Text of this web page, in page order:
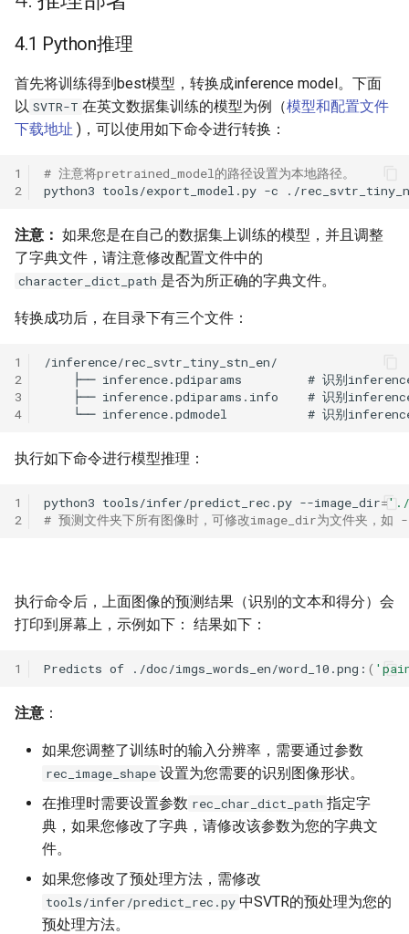
4.1 Python推理
首先将训练得到best模型，转换成inference model。下面
以 SVTR-T 在英文数据集训练的模型为例（模型和配置文件
下载地址 )，可以使用如下命令进行转换：
1
2
# 注意将pretrained_model的路径设置为本地路径。
python3 tools/export_model.py -c ./
注意： 如果您是在自己的数据集上训练的模型，并且调整
了字典文件，请注意修改配置文件中的
character_dict_path 是否为所正确的字典文件。
转换成功后，在目录下有三个文件：
1
2
3
4
执行如下命令进行模型推理：
1
2
python3 tools/infer/predict_rec.py --image_dir='./
# 预测文件夹下所有图像时，可修改image_dir为文件夹
执行命令后，上面图像的预测结果（识别的文本和得分）会
打印到屏幕上，示例如下： 结果如下：
1 Predicts of ./doc/imgs_words_en/word_10.png: (
注意 ：
如果您调整了训练时的输入分辨率，需要通过参数
rec_image_shape 设置为您需要的识别图像形状。
在推理时需要设置参数 rec_char_dict_path 指定字
典，如果您修改了字典，请修改该参数为您的字典文
件。
如果您修改了预处理方法，需修改
tools/infer/predict_rec.py 中SVTR的预处理为您的
预处理方法。